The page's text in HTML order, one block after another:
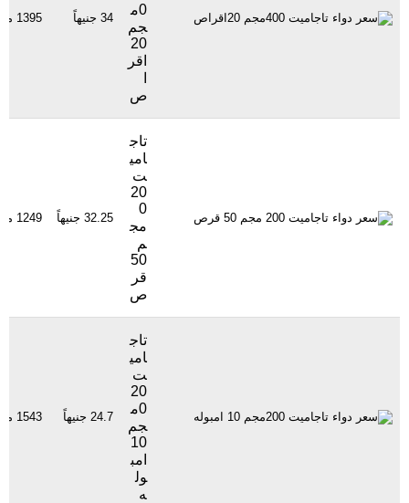
0م
جم
20
اقر
ص
34 جنيهاً 1395 مشاهدة
تاج
امي
ت
20
0
مج
م
50
قر
ص
32.25 جنيهاً 1249 مشاهدة
تاج
امي
ت
20
0م
جم
10
امب
ول
ه
24.7 جنيهاً 1543 مشاهدة